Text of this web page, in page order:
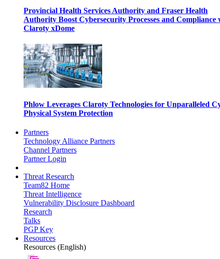
Provincial Health Services Authority and Fraser Health
Authority Boost Cybersecurity Processes and Compliance
Claroty xDome
Phlow Leverages Claroty Technologies for Unparalleled
Physical System Protection
Partners
Technology Alliance Partners
Channel Partners
Partner Login
Threat Research
Team82 Home
Threat Intelligence
Vulnerability Disclosure Dashboard
Research
Talks
PGP Key
Resources
Resources (English)